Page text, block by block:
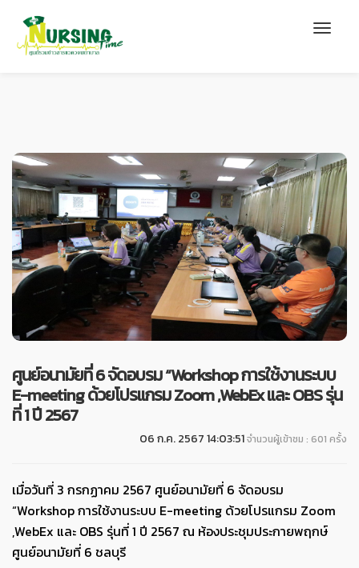
ศูนย์อนามัยที่ 6 จัดอบรม “Workshop การใช้งานระบบ
E-meeting ด้วยโปรแกรม Zoom ,WebEx และ OBS รุ่น
ที่ 1 ปี 2567
06 ก.ค. 2567 14:03:51จำนวนผู้เข้าชม : 601 ครั้ง
เมื่อวันที่ 3 กรกฏาคม 2567 ศูนย์อนามัยที่ 6 จัดอบรม
“Workshop การใช้งานระบบ E-meeting ด้วยโปรแกรม Zoom
,WebEx และ OBS รุ่นที่ 1 ปี 2567 ณ ห้องประชุมประกายพฤกษ์
ศูนย์อนามัยที่ 6 ชลบุรี